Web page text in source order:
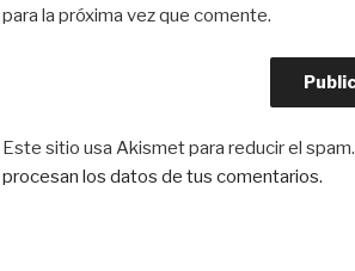
para la próxima vez que comente.
Este sitio usa Akismet para reducir el spam.
procesan los datos de tus comentarios.